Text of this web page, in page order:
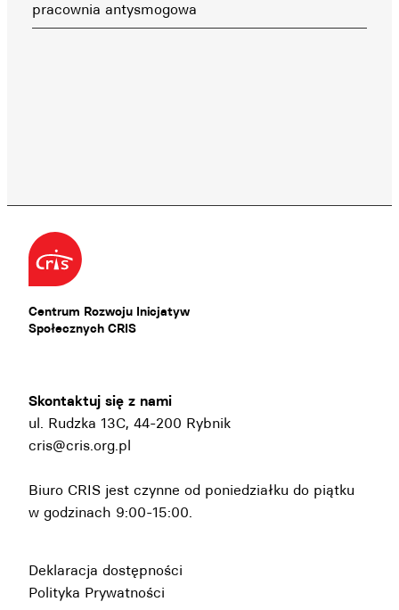
pracownia antysmogowa
Centrum Rozwoju Inicjatyw
Społecznych CRIS
Skontaktuj się z nami
ul. Rudzka 13C, 44-200 Rybnik
cris@cris.org.pl
Biuro CRIS jest czynne od poniedziałku do piątku
w godzinach 9:00-15:00.
Deklaracja dostępności
Polityka Prywatności